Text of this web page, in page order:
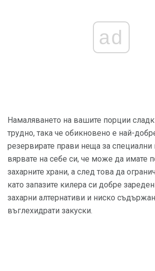
ad
Намаляването на вашите порции
трудно, така че обикновено е най-
резервирате прави неща за специални
вярвате на себе си, че може да имате
захарните храни, а след това да
като запазите килера си добре
захарни алтернативи и ниско
въглехидрати закуски.